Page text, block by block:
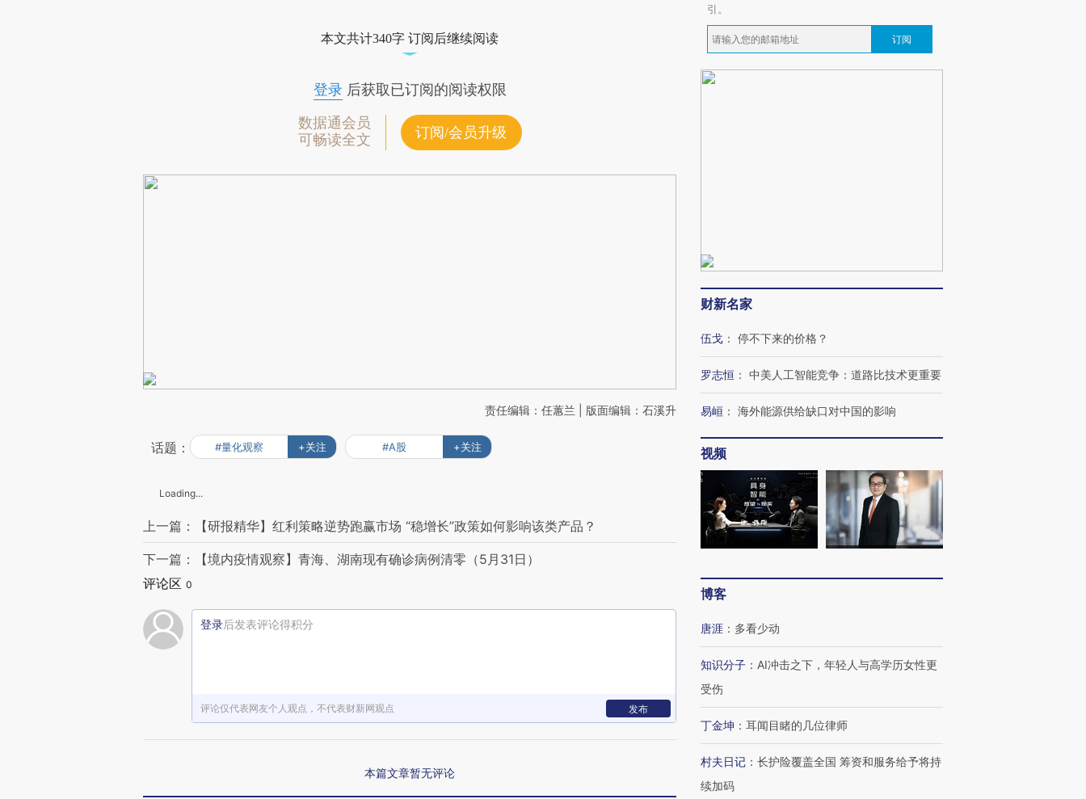
本文共计340字 订阅后继续阅读
登录后获取已订阅的阅读权限
数据通会员
可畅读全文
订阅/会员升级
责任编辑：任蕙兰 | 版面编辑：石溪升
话题： #量化观察 +关注 #A股 +关注
Loading...
上一篇：【研报精华】红利策略逆势跑赢市场 “稳增长”政策如何影响该类产品？
下一篇：【境内疫情观察】青海、湖南现有确诊病例清零（5月31日）
评论区 0
登录后发表评论得积分
评论仅代表网友个人观点，不代表财新网观点 发布
本篇文章暂无评论
引。
订阅
财新名家
伍戈 ： 停不下来的价格？
罗志恒 ： 中美人工智能竞争：道路比技术更重要
易峘 ： 海外能源供给缺口对中国的影响
视频
博客
唐涯 ： 多看少动
知识分子 ： AI冲击之下，年轻人与高学历女性更
受伤
丁金坤 ： 耳闻目睹的几位律师
村夫日记 ： 长护险覆盖全国 筹资和服务给予将持
续加码